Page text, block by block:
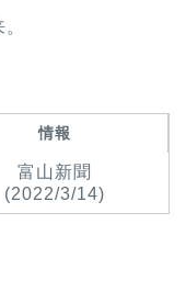
情報
富山新聞
(2022/3/14)